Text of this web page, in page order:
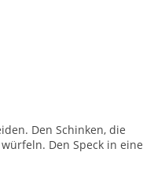
Den Schinken, die
Den Speck in eine